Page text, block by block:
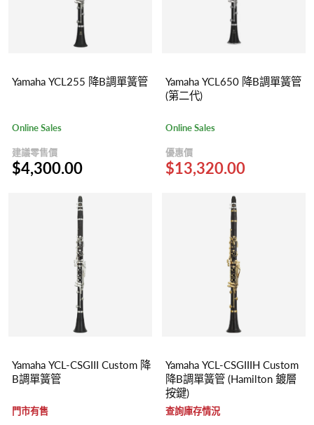
Yamaha YCL255 降B調單簧管
Online Sales
建議零售價
$4,300.00
Yamaha YCL650 降B調單簧管
(第二代)
Online Sales
優惠價
$13,320.00
Yamaha YCL-CSGIII Custom 降
B調單簧管
門市有售
Yamaha YCL-CSGIIIH Custom
降B調單簧管 (Hamilton 鍍層
按鍵)
查詢庫存情況